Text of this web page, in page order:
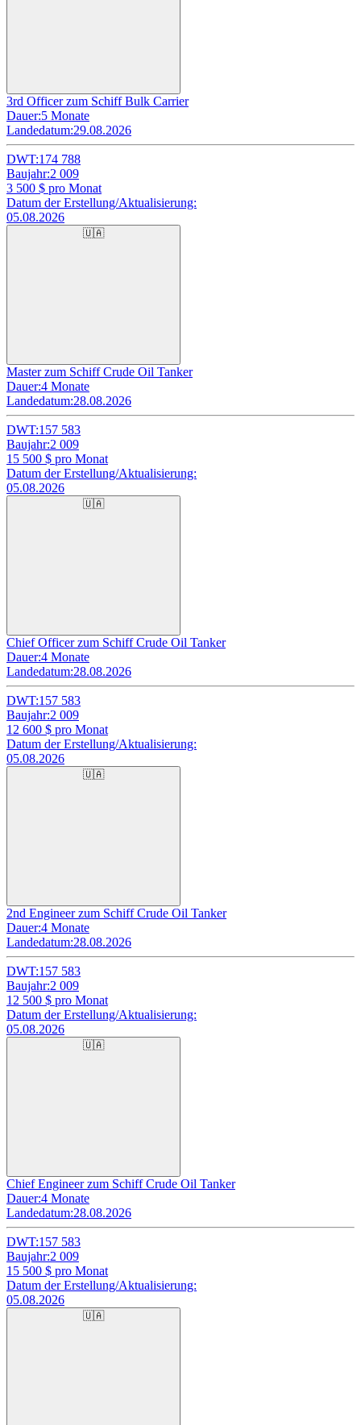
3rd Officer zum Schiff Bulk Carrier
Dauer:5 Monate
Landedatum:29.08.2026
DWT:174 788
Baujahr:2 009
3 500 $ pro Monat
Datum der Erstellung/Aktualisierung:
05.08.2026
🇺🇦
Master zum Schiff Crude Oil Tanker
Dauer:4 Monate
Landedatum:28.08.2026
DWT:157 583
Baujahr:2 009
15 500 $ pro Monat
Datum der Erstellung/Aktualisierung:
05.08.2026
🇺🇦
Chief Officer zum Schiff Crude Oil Tanker
Dauer:4 Monate
Landedatum:28.08.2026
DWT:157 583
Baujahr:2 009
12 600 $ pro Monat
Datum der Erstellung/Aktualisierung:
05.08.2026
🇺🇦
2nd Engineer zum Schiff Crude Oil Tanker
Dauer:4 Monate
Landedatum:28.08.2026
DWT:157 583
Baujahr:2 009
12 500 $ pro Monat
Datum der Erstellung/Aktualisierung:
05.08.2026
🇺🇦
Chief Engineer zum Schiff Crude Oil Tanker
Dauer:4 Monate
Landedatum:28.08.2026
DWT:157 583
Baujahr:2 009
15 500 $ pro Monat
Datum der Erstellung/Aktualisierung:
05.08.2026
🇺🇦